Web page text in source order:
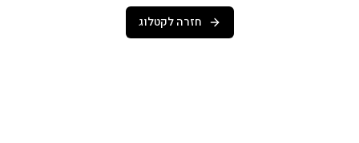
חזרה לקטלוג